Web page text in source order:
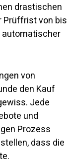
drastischen
Prüffrist von bis
automatischer
von
den Kauf
Jede
und
Prozess
dass die